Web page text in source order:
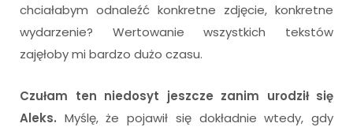
chciałabym odnaleźć konkretne zdjęcie, konkretne
wydarzenie? Wertowanie wszystkich tekstów
zajęłoby mi bardzo dużo czasu.
Czułam ten niedosyt jeszcze zanim urodził się
Aleks. Myślę, że pojawił się dokładnie wtedy, gdy